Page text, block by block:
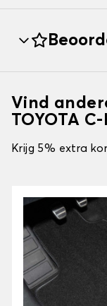
Vind
TOYOTA C-
Krijg 5% extra